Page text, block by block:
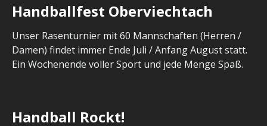
Handballfest Oberviechtach
Unser Rasenturnier mit 60 Mannschaften (Herren /
Damen) findet immer Ende Juli / Anfang August statt.
Ein Wochenende voller Sport und jede Menge Spaß.
Handball Rockt!